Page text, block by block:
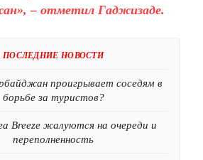
– отметил Гаджизаде.
ПОСЛЕДНИЕ НОВОСТИ
проигрывает соседям в
борьбе за туристов?
Breeze жалуются на очереди и
переполненность